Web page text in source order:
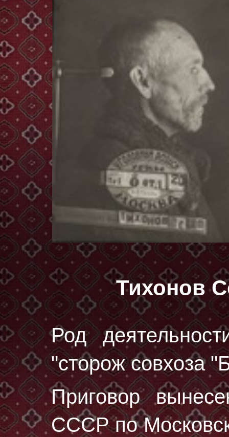
Тихонов
Род
"сторож совхоза
Приговор
СССР по